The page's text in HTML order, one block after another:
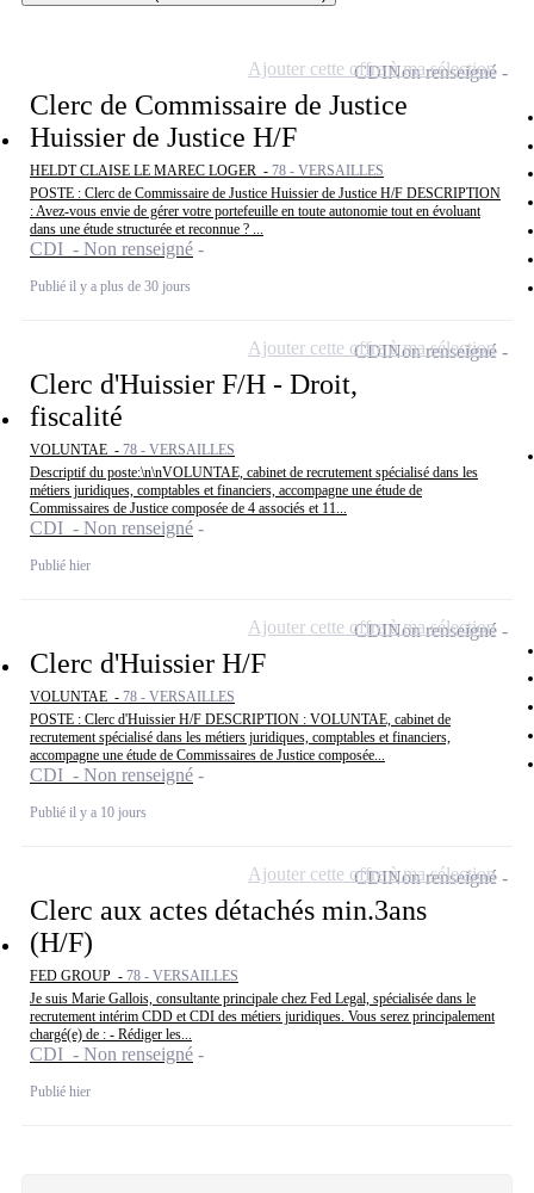
Clerc de Commissaire de Justice
Huissier de Justice H/F
HELDT CLAISE LE MAREC LOGER - 78 - VERSAILLES
POSTE : Clerc de Commissaire de Justice Huissier de Justice H/F DESCRIPTION
: Avez-vous envie de gérer votre portefeuille en toute autonomie tout en évoluant
dans une étude structurée et reconnue ? ...
CDI - Non renseigné
Publié il y a plus de 30 jours
CDINon renseigné
Ajouter cette offre à ma sélection
Clerc d'Huissier F/H - Droit,
fiscalité
VOLUNTAE - 78 - VERSAILLES
Descriptif du poste:\n\nVOLUNTAE, cabinet de recrutement spécialisé dans les
métiers juridiques, comptables et financiers, accompagne une étude de
Commissaires de Justice composée de 4 associés et 11...
CDI - Non renseigné
Publié hier
CDINon renseigné
Ajouter cette offre à ma sélection
Clerc d'Huissier H/F
VOLUNTAE - 78 - VERSAILLES
POSTE : Clerc d'Huissier H/F DESCRIPTION : VOLUNTAE, cabinet de
recrutement spécialisé dans les métiers juridiques, comptables et financiers,
accompagne une étude de Commissaires de Justice composée...
CDI - Non renseigné
Publié il y a 10 jours
CDINon renseigné
Ajouter cette offre à ma sélection
Clerc aux actes détachés min.3ans
(H/F)
FED GROUP - 78 - VERSAILLES
Je suis Marie Gallois, consultante principale chez Fed Legal, spécialisée dans le
recrutement intérim CDD et CDI des métiers juridiques. Vous serez principalement
chargé(e) de : - Rédiger les...
CDI - Non renseigné
Publié hier
CDINon renseigné
Ajouter cette offre à ma sélection